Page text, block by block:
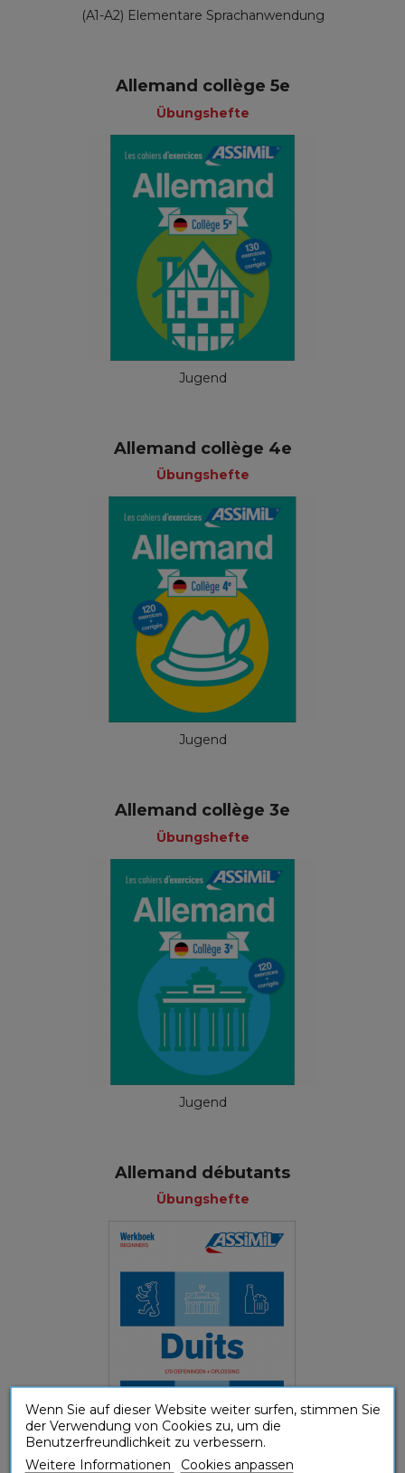
(A1-A2) Elementare Sprachanwendung
Allemand collège 5e
Übungshefte
Jugend
Allemand collège 4e
Übungshefte
Jugend
Allemand collège 3e
Übungshefte
Jugend
Allemand débutants
Übungshefte
(A1-A2) Elementare Sprachanwendung
Wenn Sie auf dieser Website weiter surfen, stimmen Sie
der Verwendung von Cookies zu, um die
Benutzerfreundlichkeit zu verbessern.
Weitere Informationen
Cookies anpassen